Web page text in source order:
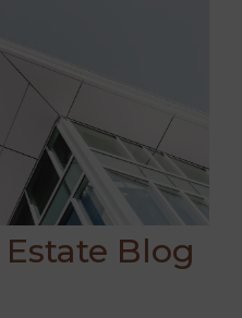
Blog